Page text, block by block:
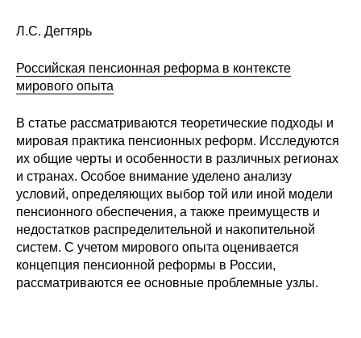
Контакты
Л.С. Дегтярь
Российская пенсионная реформа в контексте
мирового опыта
В статье рассматриваются теоретические подходы и
мировая практика пенсионных реформ. Исследуются
их общие черты и особенности в различных регионах
и странах. Особое внимание уделено анализу
условий, определяющих выбор той или иной модели
пенсионного обеспечения, а также преимуществ и
недостатков распределительной и накопительной
систем. С учетом мирового опыта оценивается
концепция пенсионной реформы в России,
рассматриваются ее основные проблемные узлы.